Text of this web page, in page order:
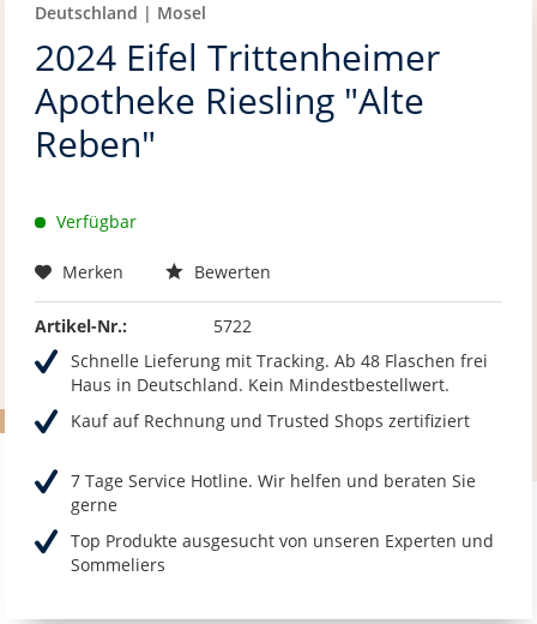
Deutschland | Mosel
2024 Eifel Trittenheimer
Apotheke Riesling "Alte
Reben"
Verfügbar
Merken Bewerten
Artikel-Nr.:
5722
Schnelle Lieferung mit Tracking. Ab 48 Flaschen frei
Haus in Deutschland. Kein Mindestbestellwert.
Kauf auf Rechnung und Trusted Shops zertifiziert
7 Tage Service Hotline. Wir helfen und beraten Sie
gerne
Top Produkte ausgesucht von unseren Experten und
Sommeliers